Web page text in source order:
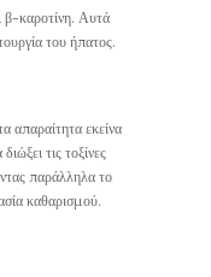
β-καροτίνη. Αυτά
του ήπατος.
απαραίτητα εκείνα
τις τοξίνες
παράλληλα το
καθαρισμού.